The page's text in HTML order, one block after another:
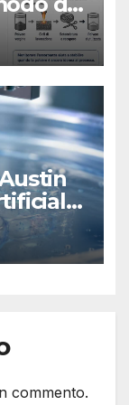
laser
le
commento.